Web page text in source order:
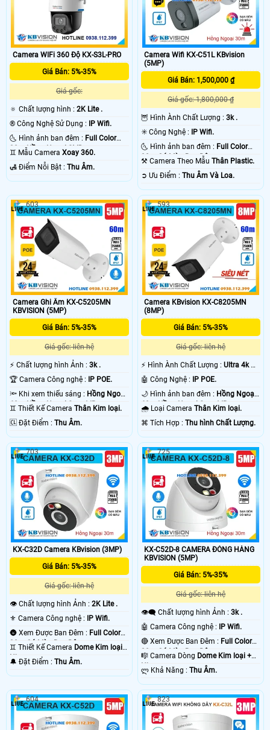
Camera WIFi 360 Độ KX-S3L-PRO
Giá Bán: 5%-35%
Giá gốc:
🔅 Chất lượng hình : 2K Lite .
®️ Công Nghệ Sử Dụng : IP Wifi.
🌜 Hình ảnh ban đêm : Full Color
30m Hồng Ngoại SMD.
♊ Mẫu Camera Xoay 360.
️🛃 Điểm Nỗi Bật : Thu Âm.
Camera Wifi KX-C51L KBvision
(5MP)
Giá Bán: 1,500,000 ₫
Giá gốc: 1,800,000 ₫
🦉 Hình Ành Chất Lượng :3k .
✳️ Công Nghệ : IP Wifi.
🌜 Hình ảnh ban đêm : Full Color
30m Có Màu Ban Ðêm.
⚒ Camera Theo MẫuThân Plastic.
️➲ Ưu Điểm :Thu Âm Và Loa.
Camera Ghi Âm KX-C5205MN
KBVISION (5MP)
Giá Bán: 5%-35%
Giá gốc: liên hệ
️⚡ Chất lượng hình Ảnh : 3k .
🏆 Camera Công nghệ :
IP POE.
🔦 Khi xem thiếu sáng : Hồng Ngoại
60m Hồng Ngoại Smart IR.
♊ Thiết Kế Camera Thân Kim loại.
️🆑 Đặt Điểm : Thu Âm.
603
Camera KBvision KX-C8205MN
(8MP)
Giá Bán: 5%-35%
Giá gốc: liên hệ
️⚡ Hình Ành Chất Lượng :Ultra 4k 👍🏾
.
🤖️ Công Nghệ :
IP POE.
🌙 Hình ảnh ban đêm : Hồng Ngoại
60m Hồng Ngoại Smart IR.
🌧️ Loại CameraThân Kim loại.
️⌘ Tích Hợp :Thu hình Chất Lượng.
593
KX-C32D Camera KBvision (3MP)
Giá Bán: 5%-35%
Giá gốc: liên hệ
👁 Chất lượng hình Ảnh : 2K Lite .
⚜️ Camera Công nghệ :
IP Wifi.
🌚 Xem Được Ban Đêm : Full Color
30m Có Màu Ban Ðêm.
♊ Thiết Kế Camera Dome Kim loại +
Nhựa.
️🔔 Đặt Điểm : Thu Âm.
703
KX-C52D-8 CAMERA ĐÓNG HÀNG
KBVISION (5MP)
Giá Bán: 5%-35%
Giá gốc: liên hệ
👁️‍🗨 Chất lượng hình Ảnh :3k .
🤖️ Camera Công nghệ :
IP Wifi.
🔴 Xem Được Ban Đêm : Full Color
30m Có Màu Ban Ðêm.
🎼️ Camera Dòng Dome Kim loại +
Nhựa.
️ლ Khả Năng :Thu Âm.
725
604 823